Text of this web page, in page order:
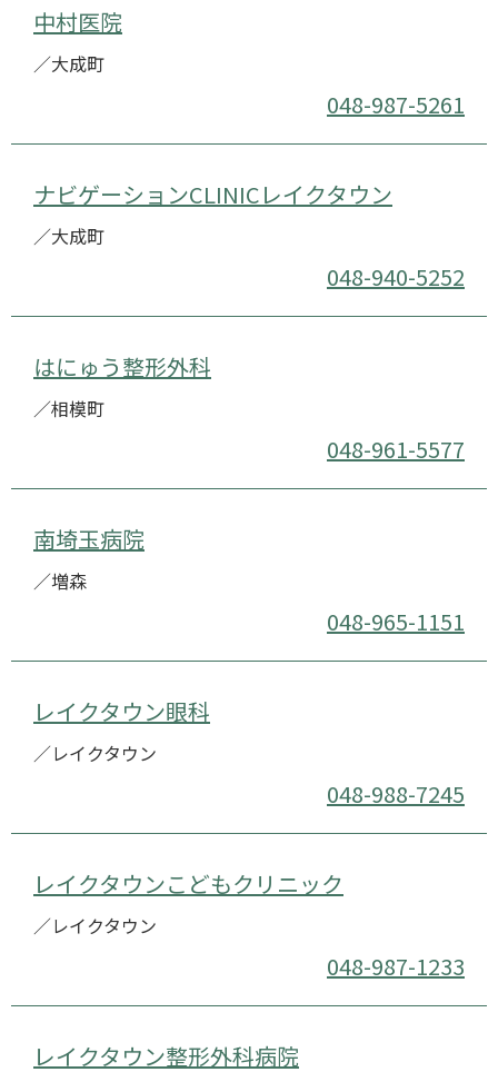
中村医院
／大成町
048-987-5261
ナビゲーションCLINICレイクタウン
／大成町
048-940-5252
はにゅう整形外科
／相模町
048-961-5577
南埼玉病院
／増森
048-965-1151
レイクタウン眼科
／レイクタウン
048-988-7245
レイクタウンこどもクリニック
／レイクタウン
048-987-1233
レイクタウン整形外科病院